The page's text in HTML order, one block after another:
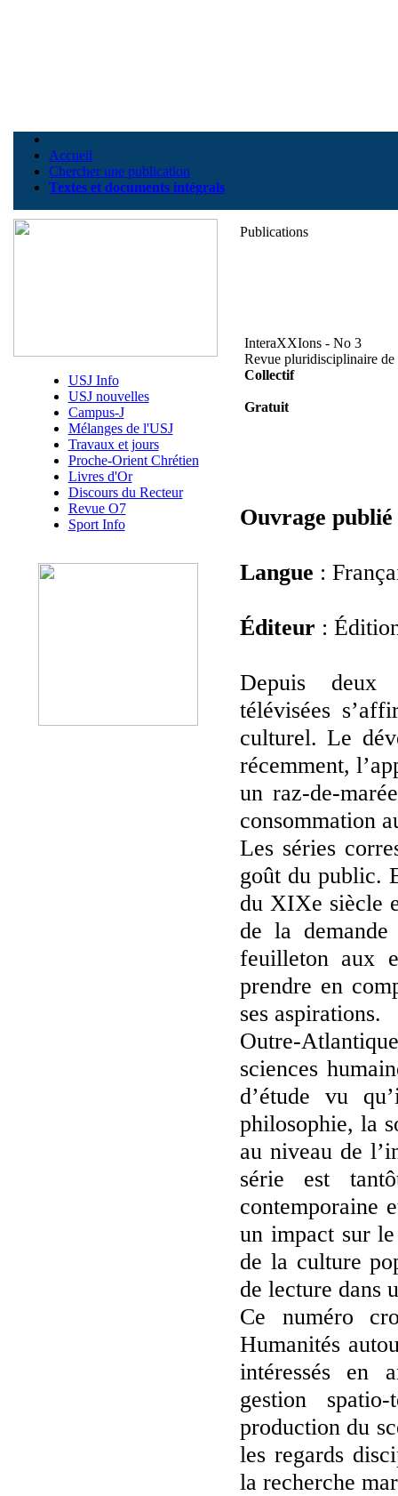
Accueil
Chercher une publication
Textes et documents intégrals
USJ Info
USJ nouvelles
Campus-J
Mélanges de l'USJ
Travaux et jours
Proche-Orient Chrétien
Livres d'Or
Discours du Recteur
Revue O7
Sport Info
Publications
InteraXXIons - No 3
Revue pluridisciplinaire de
Collectif
Gratuit
Ouvrage publié
Langue :
Éditeur :
Depuis deux
télévisées
culturel. Le
récemment,
un raz-de-
consommation
Les séries
goût du public.
du XIXe siècle
de la
feuilleton aux
prendre en
ses aspirations.
Outre-
sciences
d’étude vu
philosophie, la
au niveau de
série est
contemporaine
un impact sur
de la culture
de lecture dans
Ce numéro
Humanités
intéressés en
gestion
production du
les regards
la recherche